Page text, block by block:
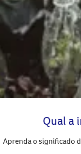
Qual a
Aprenda o significado